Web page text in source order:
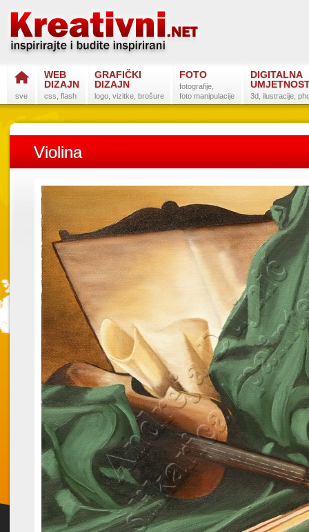
sve
WEB
DIZAJN
css, flash
GRAFIČKI
DIZAJN
logo, vizitke, brošure
FOTO
fotografije,
foto manipulacije
DIGITALNA
3d, ilustracije,
Violina
Postanite